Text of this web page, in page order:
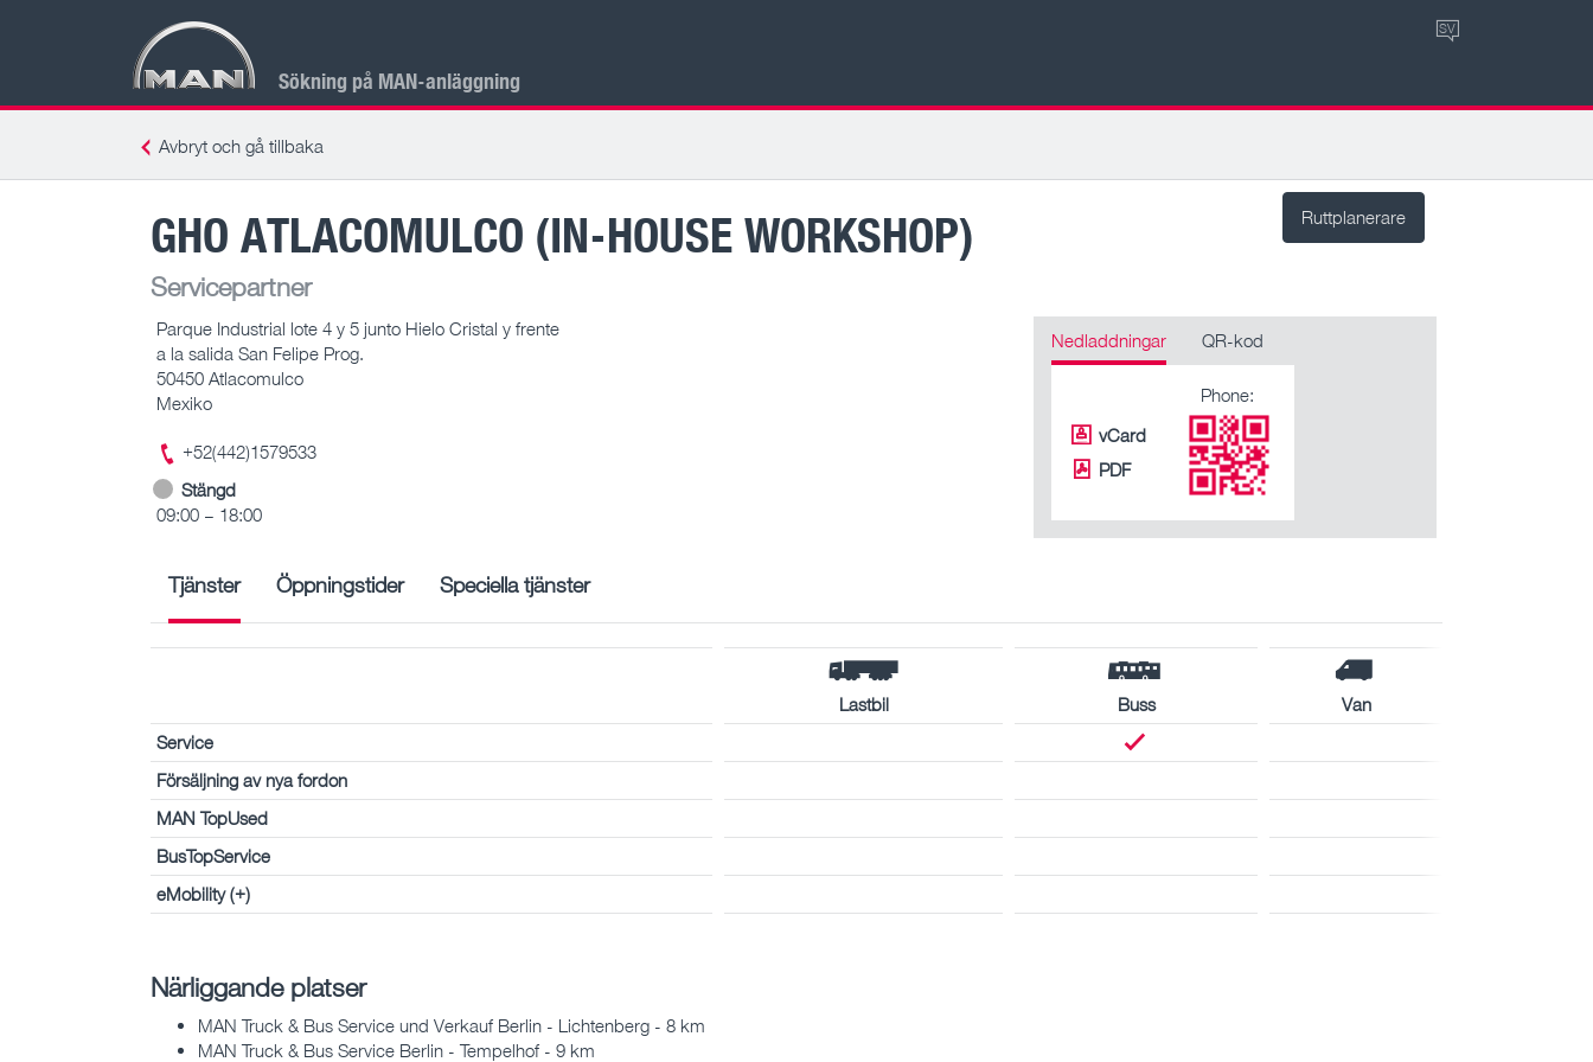
Sökning på MAN-anläggning
SV
Avbryt och gå tillbaka
Ruttplanerare
GHO ATLACOMULCO (IN-HOUSE WORKSHOP)
Servicepartner
Parque Industrial lote 4 y 5 junto Hielo Cristal y frente
a la salida San Felipe Prog.
50450 Atlacomulco
Mexiko
+52(442)1579533
Stängd
09:00 – 18:00
Nedladdningar QR-kod
vCard
PDF
Phone:
Tjänster Öppningstider Speciella tjänster
Lastbil Buss
Van
Service
Försäljning av nya fordon
MAN TopUsed
BusTopService
eMobility (+)
Närliggande platser
MAN Truck & Bus Service und Verkauf Berlin - Lichtenberg - 8 km
MAN Truck & Bus Service Berlin - Tempelhof - 9 km